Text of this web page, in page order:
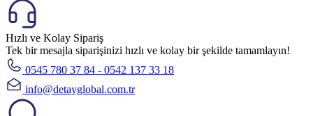
Hızlı ve Kolay Sipariş
Tek bir mesajla siparişinizi hızlı ve kolay bir şekilde tamamlayın!
0545 780 37 84 - 0542 137 33 18
info@detayglobal.com.tr